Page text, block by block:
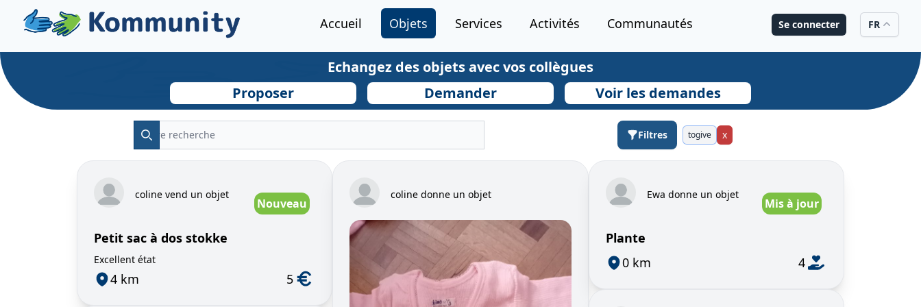
Accueil Objets Services Activités Communautés Se connecter FR
Echangez des objets avec vos collègues
Proposer
Demander Voir les demandes
Rechercher
Filtres togive x
coline vend un objet coline donne un objet Ewa donne un objet